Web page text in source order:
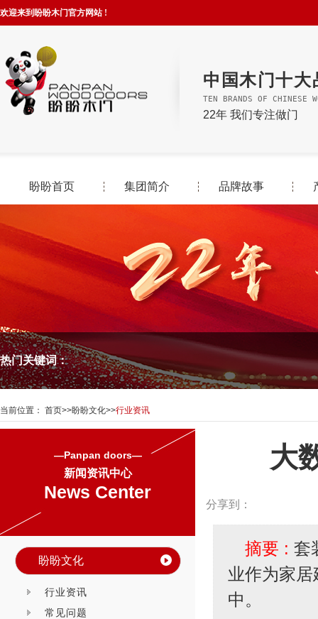
欢迎来到盼盼木门官方网站 !
中国木门十大
TEN BRANDS OF CHINESE
22年 我们专注做门
盼盼首页 集团简介 品牌故事
热门关键词：
当前位置： 首页>>盼盼文化>>行业资讯
—Panpan doors—
新闻资讯中心
News Center
盼盼文化
行业资讯
常见问题
大
分享到：
摘要 : 套
业作为家
中。